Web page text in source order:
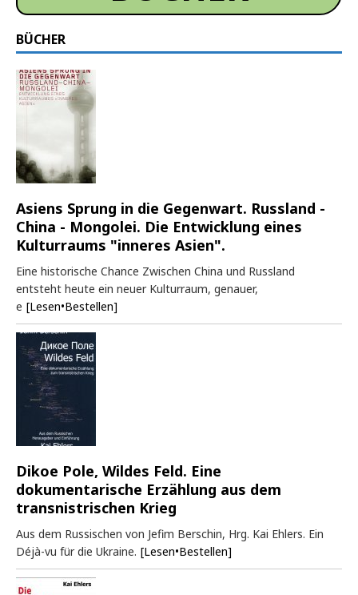
BÜCHER
Asiens Sprung in die Gegenwart. Russland -
China - Mongolei. Die Entwicklung eines
Kulturraums "inneres Asien".
Eine historische Chance Zwischen China und Russland
entsteht heute ein neuer Kulturraum, genauer,
e [Lesen•Bestellen]
Dikoe Pole, Wildes Feld. Eine
dokumentarische Erzählung aus dem
transnistrischen Krieg
Aus dem Russischen von Jefim Berschin, Hrg. Kai Ehlers. Ein
Déjà-vu für die Ukraine. [Lesen•Bestellen]